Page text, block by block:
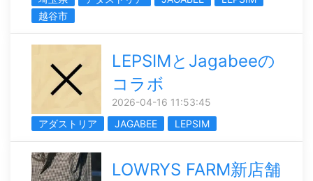
越谷市
LEPSIMとJagabeeの
コラボ
2026-04-16 11:53:45
アダストリア
JAGABEE LEPSIM
LOWRYS FARM新店舗